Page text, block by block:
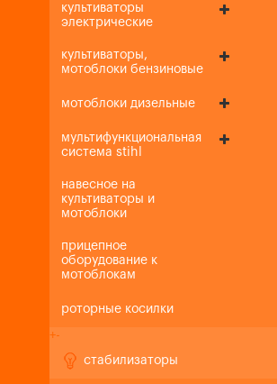
культиваторы
электрические
культиваторы,
мотоблоки бензиновые
мотоблоки дизельные
мультифункциональная
система stihl
навесное на
культиваторы и
мотоблоки
прицепное
оборудование к
мотоблокам
роторные косилки
+-
стабилизаторы